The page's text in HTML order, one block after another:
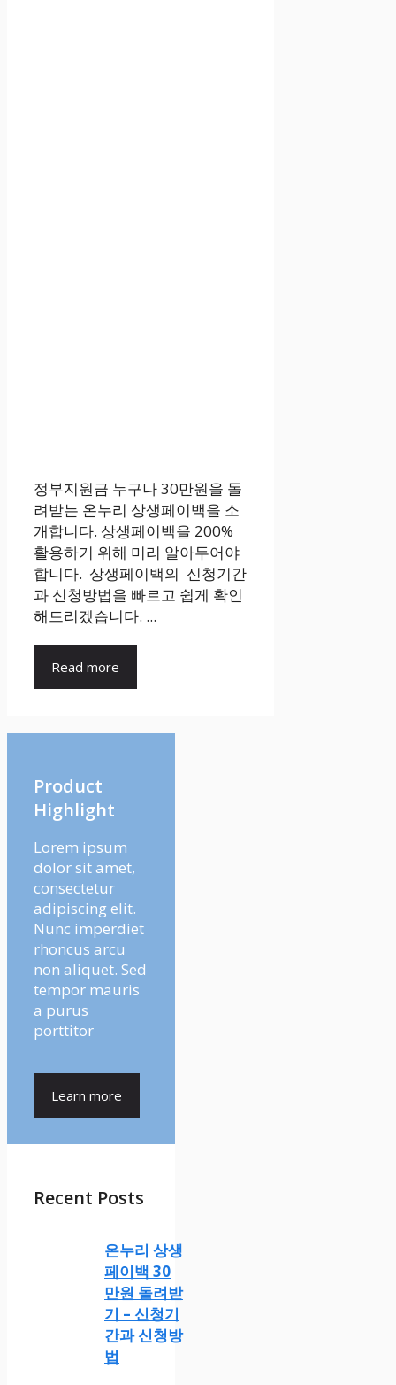
정부지원금 누구나 30만원을 돌
려받는 온누리 상생페이백을 소
개합니다. 상생페이백을 200%
활용하기 위해 미리 알아두어야
합니다. 상생페이백의 신청기간
과 신청방법을 빠르고 쉽게 확인
해드리겠습니다. ...
Read more
Product
Highlight
Lorem ipsum
dolor sit amet,
consectetur
adipiscing elit.
Nunc imperdiet
rhoncus arcu
non aliquet. Sed
tempor mauris
a purus
porttitor
Learn more
Recent Posts
온누리 상생
페이백 30
만원 돌려받
기 – 신청기
간과 신청방
법